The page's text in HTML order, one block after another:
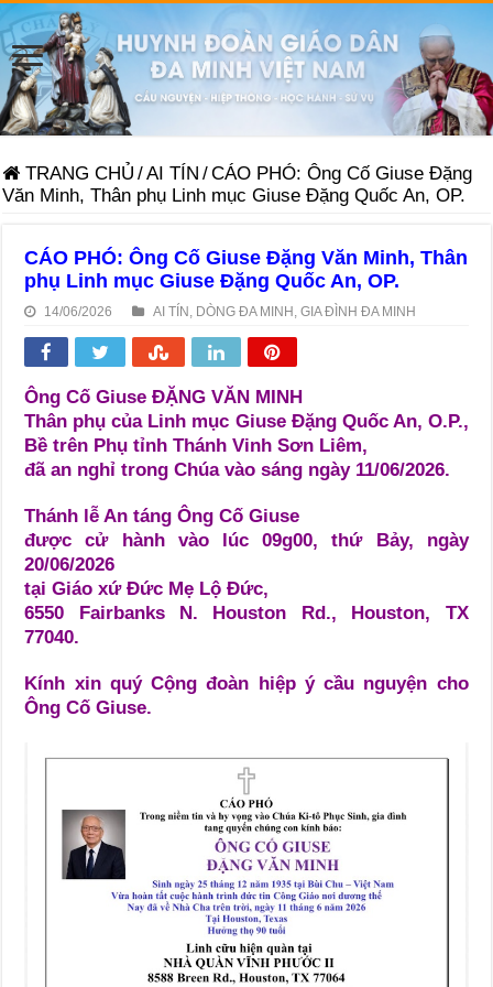
TRANG CHỦ /AI TÍN /CÁO PHÓ: Ông Cố Giuse Đặng
Văn Minh, Thân phụ Linh mục Giuse Đặng Quốc An, OP.
CÁO PHÓ: Ông Cố Giuse Đặng Văn Minh, Thân
phụ Linh mục Giuse Đặng Quốc An, OP.
14/06/2026 AI TÍN DÒNG ĐA MINH ,GIA ĐÌNH ĐA MINH
Ông Cố Giuse ĐẶNG VĂN MINH
Thân phụ của Linh mục Giuse Đặng Quốc An, O.P.,
Bề trên Phụ tỉnh Thánh Vinh Sơn Liêm,
đã an nghỉ trong Chúa vào sáng ngày 11/06/2026.
Thánh lễ An táng Ông Cố Giuse
được cử hành vào lúc 09g00, thứ Bảy, ngày
20/06/2026
tại Giáo xứ Đức Mẹ Lộ Đức,
6550 Fairbanks N. Houston Rd., Houston, TX
77040.
Kính xin quý Cộng đoàn hiệp ý cầu nguyện cho
Ông Cố Giuse.